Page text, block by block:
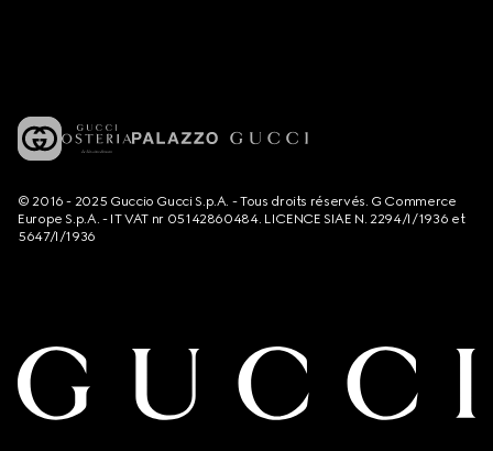
© 2016 - 2025 Guccio Gucci S.p.A. - Tous droits réservés. G Commerce
Europe S.p.A. - IT VAT nr 05142860484. LICENCE SIAE N. 2294/I/1936 et
5647/I/1936